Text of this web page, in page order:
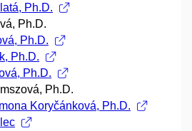
Ph.D.
Ph.D.
Ph.D.
Ph.D.
Ph.D.
Ph.D.
Koryčánková, Ph.D.